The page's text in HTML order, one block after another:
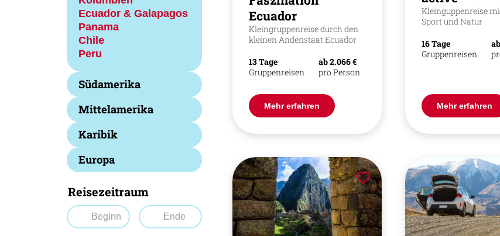
Ecuador & Galapagos
Panama
Chile
Peru
Südamerika
Mittelamerika
Karibik
Europa
Reisezeitraum
Ecuador
Kleingruppenreise durch den
kleinen Andenstaat Ecuador
13 Tage
Gruppenreisen
ab 2.066 €
pro Person
Mehr erfahren
Kleinguppenreise
Sport und Natur
16 Tage
Gruppenreisen
Mehr erfahren